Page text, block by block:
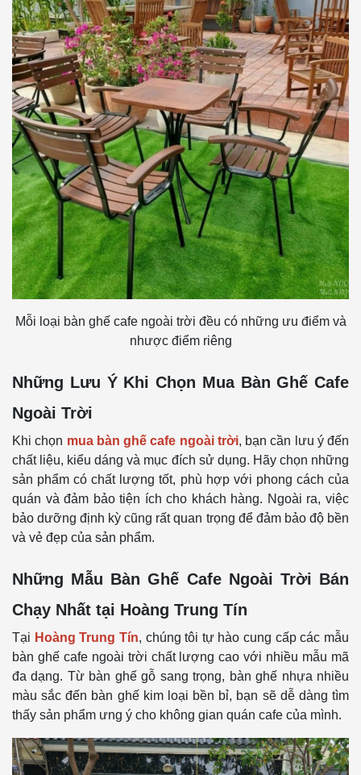
Mỗi loại bàn ghế cafe ngoài trời đều có những ưu điểm và
nhược điểm riêng
Những Lưu Ý Khi Chọn Mua Bàn Ghế Cafe
Ngoài Trời
Khi chọn mua bàn ghế cafe ngoài trời, bạn cần lưu ý đến
chất liệu, kiểu dáng và mục đích sử dụng. Hãy chọn những
sản phẩm có chất lượng tốt, phù hợp với phong cách của
quán và đảm bảo tiện ích cho khách hàng. Ngoài ra, việc
bảo dưỡng định kỳ cũng rất quan trọng để đảm bảo độ bền
và vẻ đẹp của sản phẩm.
Những Mẫu Bàn Ghế Cafe Ngoài Trời Bán
Chạy Nhất tại Hoàng Trung Tín
Tại Hoàng Trung Tín, chúng tôi tự hào cung cấp các mẫu
bàn ghế cafe ngoài trời chất lượng cao với nhiều mẫu mã
đa dạng. Từ bàn ghế gỗ sang trọng, bàn ghế nhựa nhiều
màu sắc đến bàn ghế kim loại bền bỉ, bạn sẽ dễ dàng tìm
thấy sản phẩm ưng ý cho không gian quán cafe của mình.